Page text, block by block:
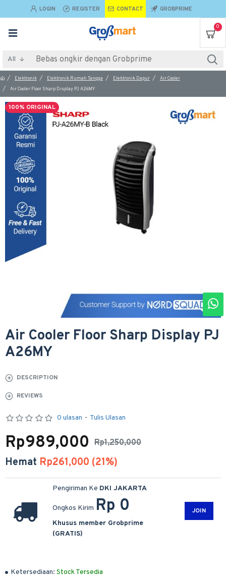
LOGIN REGISTER CONTACT GROBPRIME
0
All
Elektronik Elektronik Rumah Tangga Elektronik Dapur
Air Cooler
Air Cooler Floor Sharp Display PJ A26MY
100% ORIGINAL
Air Cooler Floor Sharp Display PJ
A26MY
DESCRIPTION
REVIEWS
Ketersediaan: Stock Tersedia
0 ulasan - Tulis Ulasan
Rp1,250,000
Rp989,000
Hemat Rp261,000 (21%)
Pengiriman Ke DKI JAKARTA
Ongkos Kirim Rp 0
Khusus member Grobprime
(GRATIS)
JOIN